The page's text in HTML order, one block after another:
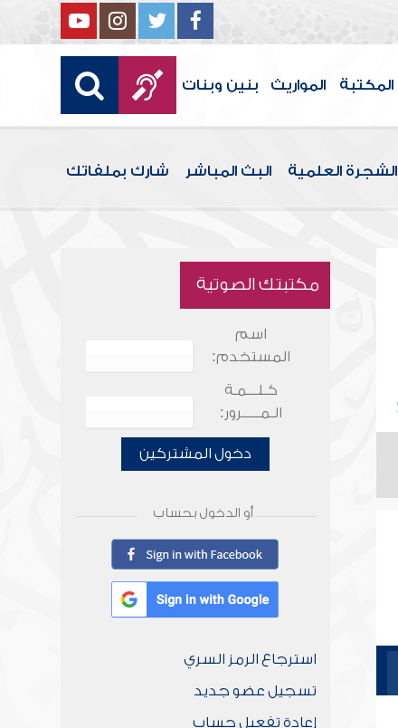
المكتبة المواريث بنين وبنات
الشجرة العلمية البث المباشر شارك بملفاتك
مكتبتك الصوتية
اسم
المستخدم:
كـلـــمـة
الـمـــــرور:
دخول المشتركين
أو الدخول بحساب
استرجاع الرمز السري
تسجيل عضو جديد
إعادة تفعيل حساب